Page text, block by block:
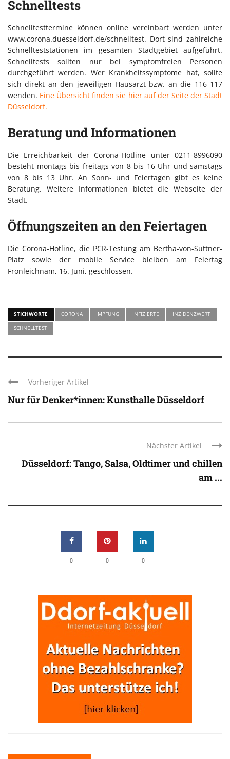
Schnelltests
Schnelltesttermine können online vereinbart werden unter
www.corona.duesseldorf.de/schnelltest. Dort sind zahlreiche
Schnellteststationen im gesamten Stadtgebiet aufgeführt.
Schnelltests sollten nur bei symptomfreien Personen
durchgeführt werden. Wer Krankheitssymptome hat, sollte
sich direkt an den jeweiligen Hausarzt bzw. an die 116 117
wenden. Eine Übersicht finden sie hier auf der Seite der Stadt
Düsseldorf.
Beratung und Informationen
Die Erreichbarkeit der Corona-Hotline unter 0211-8996090
besteht montags bis freitags von 8 bis 16 Uhr und samstags
von 8 bis 13 Uhr. An Sonn- und Feiertagen gibt es keine
Beratung. Weitere Informationen bietet die Webseite der
Stadt.
Öffnungszeiten an den Feiertagen
Die Corona-Hotline, die PCR-Testung am Bertha-von-Suttner-
Platz sowie der mobile Service bleiben am Feiertag
Fronleichnam, 16. Juni, geschlossen.
STICHWORTE CORONA IMPFUNG INFIZIERTE
INZIDENZWERT
SCHNELLTEST
Vorheriger Artikel
Nur für Denker*innen: Kunsthalle Düsseldorf
Nächster Artikel
Düsseldorf: Tango, Salsa, Oldtimer und chillen
am ...
0 0 0